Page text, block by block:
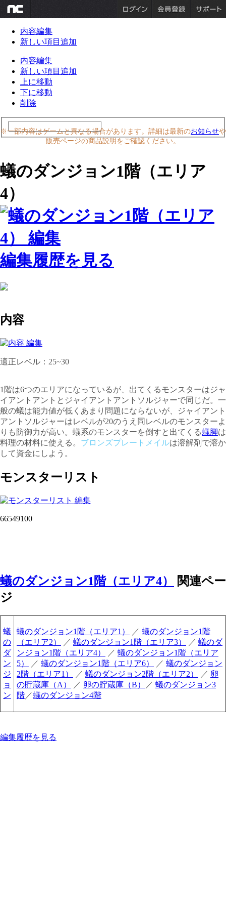
内容編集
新しい項目追加
内容編集
新しい項目追加
上に移動
下に移動
削除
※一部内容はゲームと異なる場合があります。詳細は最新のお知らせや
販売ページの商品説明をご確認ください。
蟻のダンジョン1階（エリア
4）
編集履歴を見る
内容
適正レベル：25~30
1階は6つのエリアになっているが、出てくるモンスターはジャ
イアントアントとジャイアントアントソルジャーで同じだ。一
般の蟻は能力値が低くあまり問題にならないが、ジャイアント
アントソルジャーはレベルが20のうえ同レベルのモンスターよ
りも防御力が高い。蟻系のモンスターを倒すと出てくる蟻脚は
料理の材料に使える。 ブロンズプレートメイルは溶解剤で溶か
して資金にしよう。
モンスターリスト
66549100
蟻のダンジョン1階（エリア4）
関連ペー
ジ
蟻
の
ダ
ン
ジ
ョ
ン
蟻のダンジョン1階（エリア1） ／ 蟻のダンジョン1階
（エリア2）
／ 蟻のダンジョン1階（エリア3） ／ 蟻のダ
ンジョン1階（エリア4）
／ 蟻のダンジョン1階（エリア
5）
／ 蟻のダンジョン1階（エリア6） ／ 蟻のダンジョン
2階（エリア1）
／ 蟻のダンジョン2階（エリア2） ／ 卵
の貯蔵庫（A）
／ 卵の貯蔵庫（B） ／ 蟻のダンジョン3
階 ／蟻のダンジョン4階
編集履歴を見る